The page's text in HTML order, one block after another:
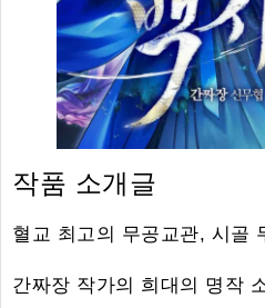
작품 소개글
혈교 최고의 무공교관, 시골
간짜장 작가의 희대의 명작